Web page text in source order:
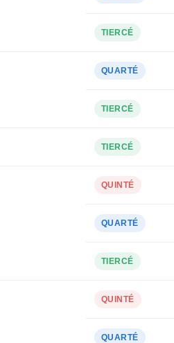
TIERCÉ
QUARTÉ
TIERCÉ
TIERCÉ
QUINTÉ
QUARTÉ
TIERCÉ
QUINTÉ
QUARTÉ